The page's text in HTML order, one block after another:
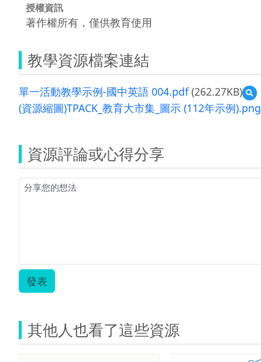
授權資訊
著作權所有，僅供教育使用
教學資源檔案連結
單一活動教學示例-國中英語 004.pdf(262.27KB)
預
覽
單
學
示
(資源縮圖)TPACK_教育大市集_圖示 (112年示例).png
資源評論或心得分享
發表
其他人也看了這些資源